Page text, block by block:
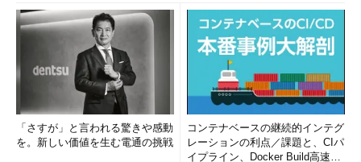
「さすが」と言われる驚きや感動
を。新しい価値を生む電通の挑戦
コンテナベースの継続的インテグ
レーションの利点／課題と、CIパ
イプライン、Docker Build高速化